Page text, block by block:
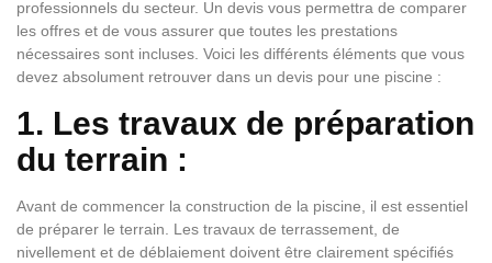
professionnels du secteur. Un devis vous permettra de comparer
les offres et de vous assurer que toutes les prestations
nécessaires sont incluses. Voici les différents éléments que vous
devez absolument retrouver dans un devis pour une piscine :
1. Les travaux de préparation
du terrain :
Avant de commencer la construction de la piscine, il est essentiel
de préparer le terrain. Les travaux de terrassement, de
nivellement et de déblaiement doivent être clairement spécifiés